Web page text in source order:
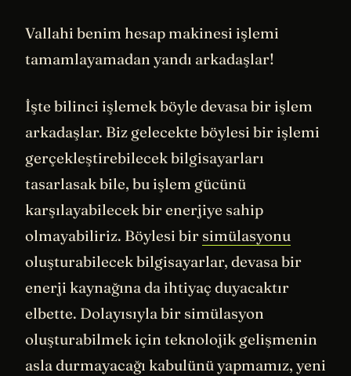
Vallahi benim hesap makinesi işlemi
tamamlayamadan yandı arkadaşlar!
İşte bilinci işlemek böyle devasa bir işlem
arkadaşlar. Biz gelecekte böylesi bir işlemi
gerçekleştirebilecek bilgisayarları
tasarlasak bile, bu işlem gücünü
karşılayabilecek bir enerjiye sahip
olmayabiliriz. Böylesi bir simülasyonu
oluşturabilecek bilgisayarlar, devasa bir
enerji kaynağına da ihtiyaç duyacaktır
elbette. Dolayısıyla bir simülasyon
oluşturabilmek için teknolojik gelişmenin
asla durmayacağı kabulünü yapmamız, yeni